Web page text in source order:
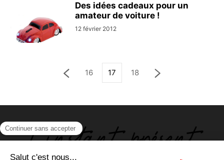
Des idées cadeaux pour un
amateur de voiture !
12 février 2012
16 17 18